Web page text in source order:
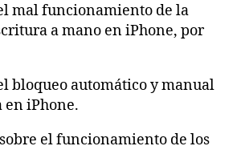
mal funcionamiento de la
a mano en iPhone, por
bloqueo automático y manual
en iPhone.
el funcionamiento de los